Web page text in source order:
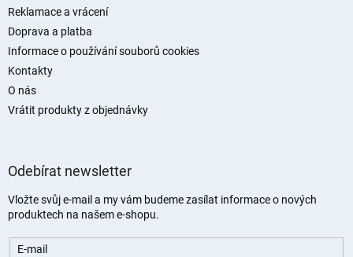
Reklamace a vrácení
Doprava a platba
Informace o používání souborů cookies
Kontakty
O nás
Vrátit produkty z objednávky
Odebírat newsletter
Vložte svůj e-mail a my vám budeme zasílat informace o nových
produktech na našem e-shopu.
E-mail